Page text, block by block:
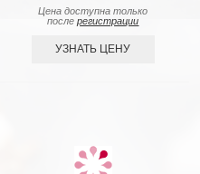
Цена доступна только
послерегистрации
УЗНАТЬ ЦЕНУ